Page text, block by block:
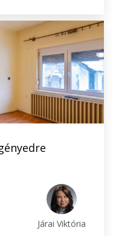
Járai Viktória